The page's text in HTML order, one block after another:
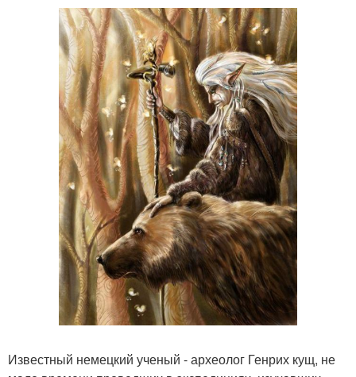
Известный немецкий ученый - археолог Генрих кущ, не